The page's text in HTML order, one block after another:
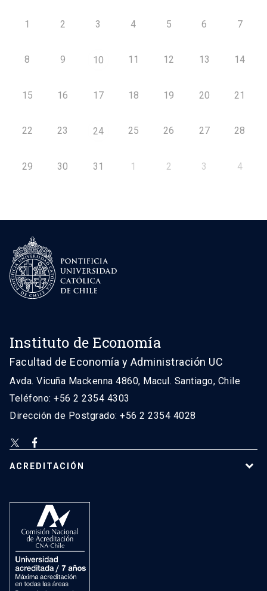
1 2 3 4 5 6 7
8 9 10 11 12 13 14
15 16 17 18 19 20 21
22 23 24 25 26 27 28
29 30 31 1 2 3 4
Instituto de Economía
Facultad de Economía y Administración UC
Avda. Vicuña Mackenna 4860, Macul. Santiago, Chile
Teléfono: +56 2 2354 4303
Dirección de Postgrado: +56 2 2354 4028
ACREDITACIÓN